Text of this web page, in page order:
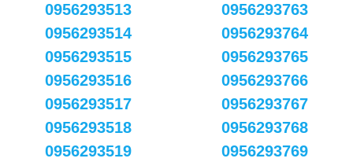
0956293513
0956293514
0956293515
0956293516
0956293517
0956293518
0956293519
0956293763
0956293764
0956293765
0956293766
0956293767
0956293768
0956293769